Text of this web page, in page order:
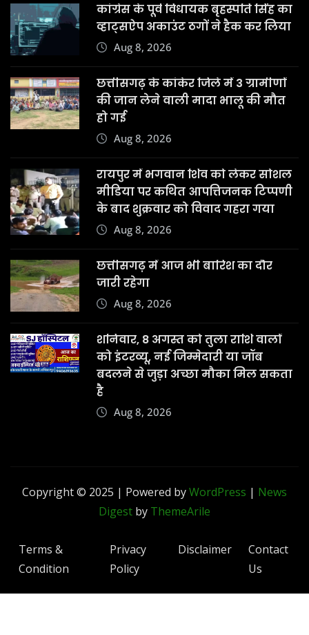
कांग्रेस के पूर्व विधायक बृहस्पति सिंह का
व्हाट्सऐप अकाउंट ठगों ने हैक कर लिया
Aug 8, 2026
छत्तीसगढ़ के कांकेर जिले में 3 ग्रामीणों
की जान लेने वाली मादा भालू की मौत
हो गई
Aug 8, 2026
रायपुर में भगवान शिव को लेकर सोशल
मीडिया पर कथित आपत्तिजनक टिप्पणी
के बाद शुक्रवार को विवाद गहरा गया
Aug 8, 2026
छत्तीसगढ़ में आज भी बारिश का दौर
जारी रहेगा
Aug 8, 2026
शनिवार, 8 अगस्त को तुला राशि वालों
को इंटरव्यू, नई जिम्मेदारी या जॉब
बदलने से जुड़ा अच्छा मौका मिल सकता
है
Aug 8, 2026
Copyright © 2025 | Powered byWordPress | News
Digest by ThemeArile
Terms &
Condition
Privacy
Policy
Disclaimer
Contact
Us